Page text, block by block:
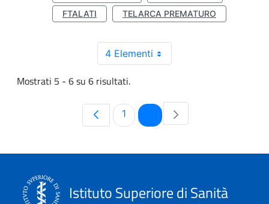
FTALATI
TELARCA PREMATURO
4 Elementi
Mostrati 5 - 6 su 6 risultati.
Pagina
1 Pagina
Istituto Superiore di Sanità